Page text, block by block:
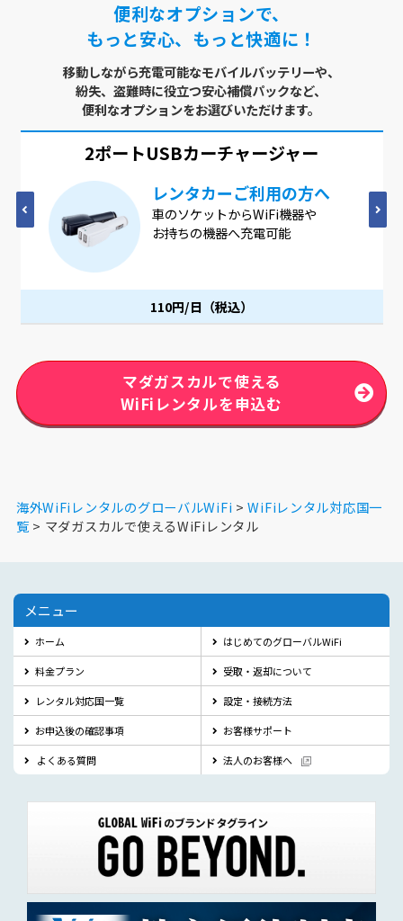
便利なオプションで、
もっと安心、もっと快適に！
移動しながら充電可能なモバイルバッテリーや、
紛失、盗難時に役立つ安心補償パックなど、
便利なオプションをお選びいただけます。
2ポートUSBカーチャージャー
レンタカーご利用の方へ
車のソケットからWiFi機器や
お持ちの機器へ充電可能
110円/日（税込）
マダガスカルで使える
WiFiレンタルを申込む
海外WiFiレンタルのグローバルWiFi
WiFiレンタル対応国一
覧
マダガスカルで使えるWiFiレンタル
メニュー
ホーム はじめてのグローバルWiFi
料金プラン 受取・返却について
レンタル対応国一覧 設定・接続方法
お申込後の確認事項 お客様サポート
よくある質問 法人のお客様へ